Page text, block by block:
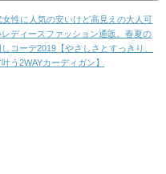
女性に人気の安いけど高見えの大人可
レディースファッション通販。春夏の
コーデ2019【やさしさとすっきり、
う2WAYカーディガン】